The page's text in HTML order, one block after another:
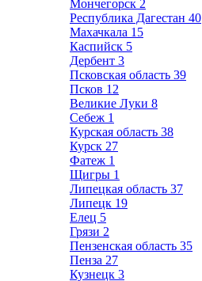
Мончегорск 2
Республика Дагестан 40
Махачкала 15
Каспийск 5
Дербент 3
Псковская область 39
Псков 12
Великие Луки 8
Себеж 1
Курская область 38
Курск 27
Фатеж 1
Щигры 1
Липецкая область 37
Липецк 19
Елец 5
Грязи 2
Пензенская область 35
Пенза 27
Кузнецк 3